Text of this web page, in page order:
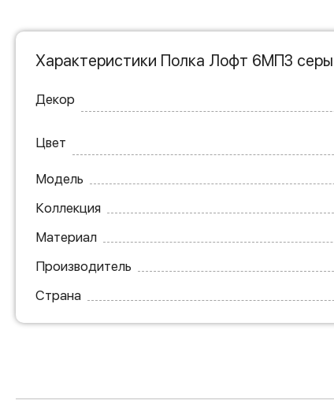
Характеристики Полка Лофт 6МП3
Декор
Цвет
Модель
Коллекция
Материал
Производитель
Страна